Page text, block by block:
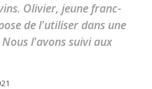
Olivier, jeune franc-
de l'utiliser dans une
l'avons suivi aux